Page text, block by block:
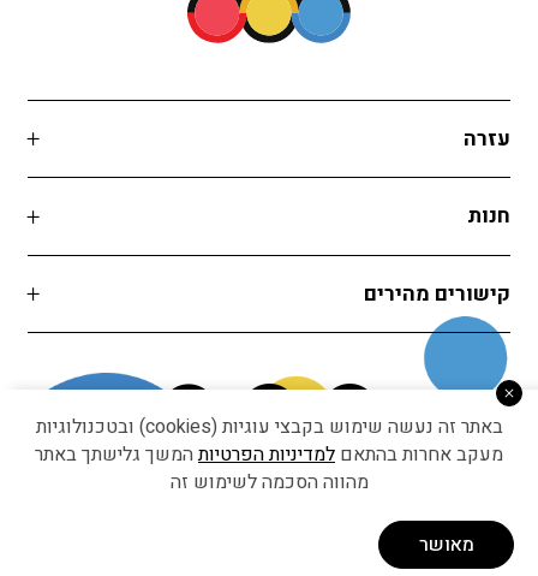
עזרה
חנות
קישורים מהירים
באתר זה נעשה שימוש בקבצי עוגיות (cookies) ובטכנולוגיות
מעקב אחרות בהתאם למדיניות הפרטיותהמשך גלישתך באתר
מהווה הסכמה לשימוש זה
מאושר